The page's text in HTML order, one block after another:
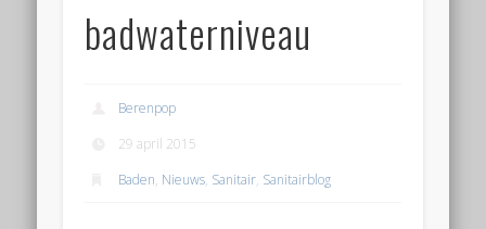
badwaterniveau
Berenpop
29 april 2015
Baden, Nieuws, Sanitair, Sanitairblog